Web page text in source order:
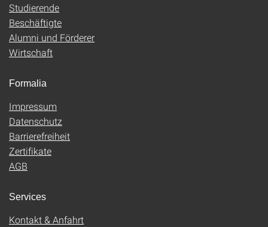
Studierende
Beschäftigte
Alumni und Förderer
Wirtschaft
Formalia
Impressum
Datenschutz
Barrierefreiheit
Zertifikate
AGB
Services
Kontakt & Anfahrt